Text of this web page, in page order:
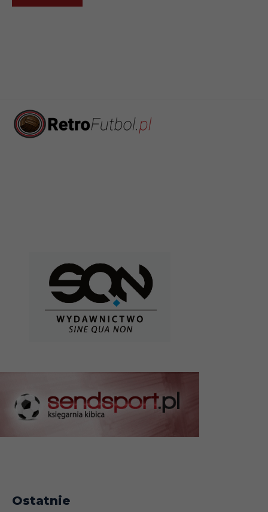
Ostatnie